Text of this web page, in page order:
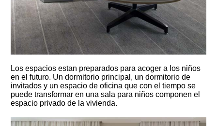
Los espacios estan preparados para acoger a los niños
en el futuro. Un dormitorio principal, un dormitorio de
invitados y un espacio de oficina que con el tiempo se
puede transformar en una sala para niños componen el
espacio privado de la vivienda.